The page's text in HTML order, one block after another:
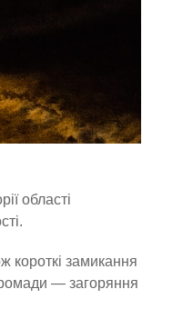
області
короткі замикання
— загоряння